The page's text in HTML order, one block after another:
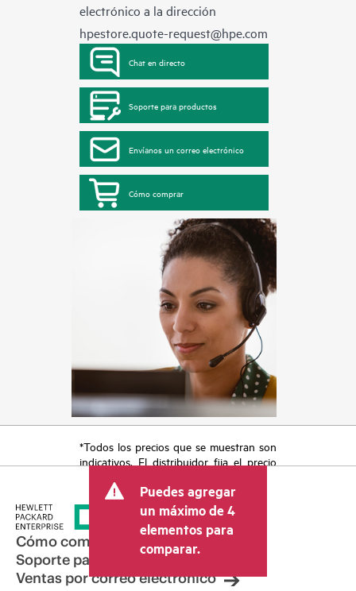
electrónico a la dirección
hpestore.quote-request@hpe.com
Chat en directo
Soporte para productos
Envíanos un correo electrónico
Cómo comprar
*Todos los precios que se muestran son
indicativos. El distribuidor fija el precio
otros conceptos, como los impuestos a
la venta, el IVA y el envío. El precio de la
transacción que establece el distribuidor
puede variar con respecto a otros
distribuidores y al precio indicativo
mostrado. El precio indicativo puede
incluir ofertas promocionales por tiempo
Puedes agregar
un máximo de 4
elementos para
comparar.
Cómo comprar
Soporte para productos
Ventas por correo electrónico